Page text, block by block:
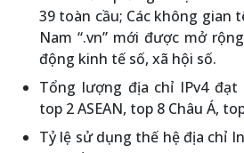
39 toàn cầu; Các không gian
Nam “.vn” mới được mở
động kinh tế số, xã hội số.
Tổng lượng địa chỉ IPv4
top 2 ASEAN, top 8 Châu Á,
Tỷ lệ sử dụng thế hệ địa chỉ